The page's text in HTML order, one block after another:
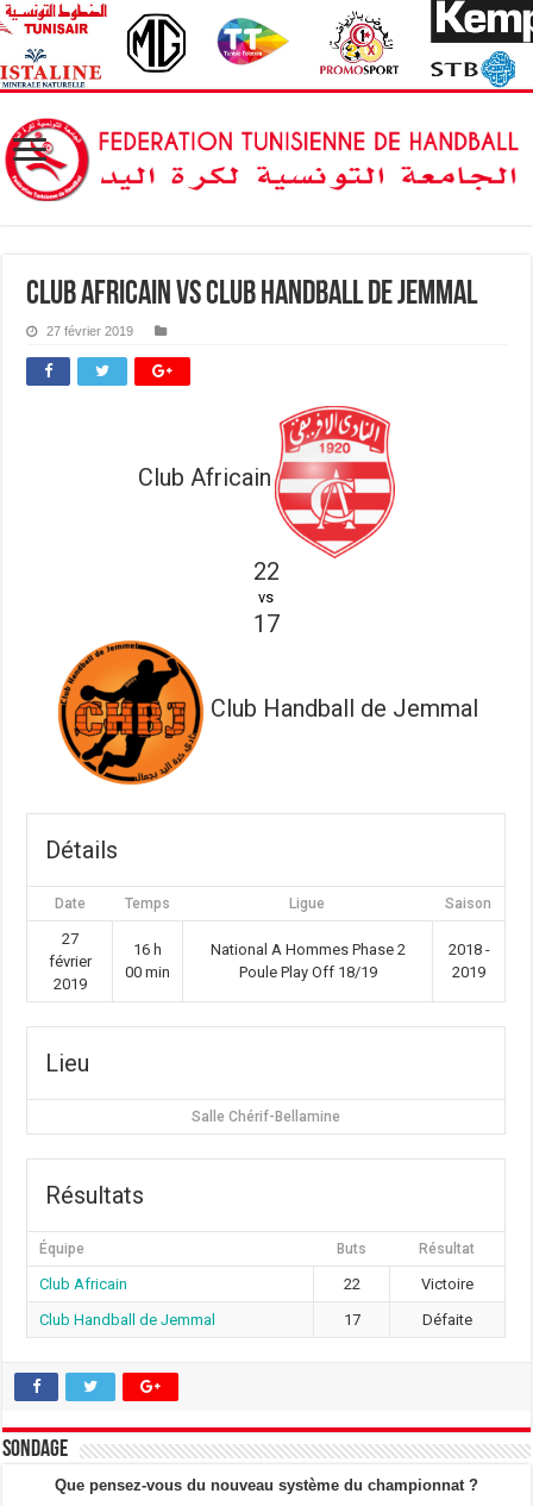
Club Africain vs Club Handball de Jemmal
27 février 2019
Club Africain
22
vs
17
Club Handball de Jemmal
Détails
Date Temps Ligue Saison
27
février
2019
16 h
00 min
National A Hommes Phase 2
Poule Play Off 18/19
2018 -
2019
Lieu
Salle Chérif-Bellamine
Résultats
Équipe Buts Résultat
Club Africain 22
Victoire
Club Handball de Jemmal
17 Défaite
Sondage
Que pensez-vous du nouveau système du championnat ?